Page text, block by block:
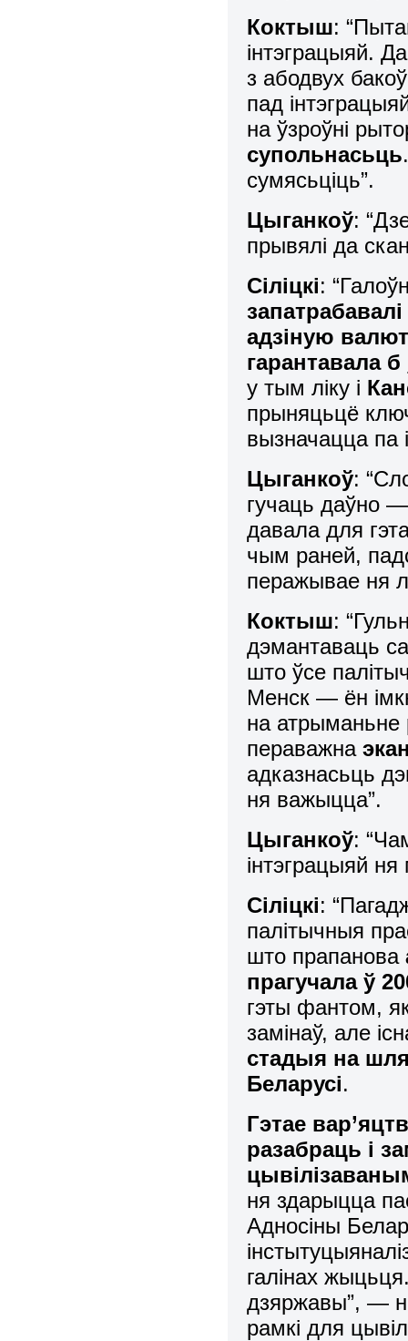
Коктыш:
інтэграцыяй.
з абодвух
пад
на ўзроўні
супольнасьць
сумясьціць”.
Цыганкоў:
прывялі да
Сіліцкі:
адзіную
гарантавала б
у тым ліку і
прыняцьцё
вызначацца па
Цыганкоў:
гучаць даўно —
давала для
чым раней,
перажывае ня
Коктыш:
дэмантаваць
што ўсе
Менск — ён
на атрыманьне
пераважна
адказнасьць
ня важыцца”.
Цыганкоў:
інтэграцыяй
Сіліцкі:
палітычныя
што прапанова
прагучала ў
гэты фантом,
замінаў, але
стадыя на
Беларусі.
Гэтае
разабраць і
ня здарыцца
Адносіны
галінах
дзяржавы”, —
рамкі для